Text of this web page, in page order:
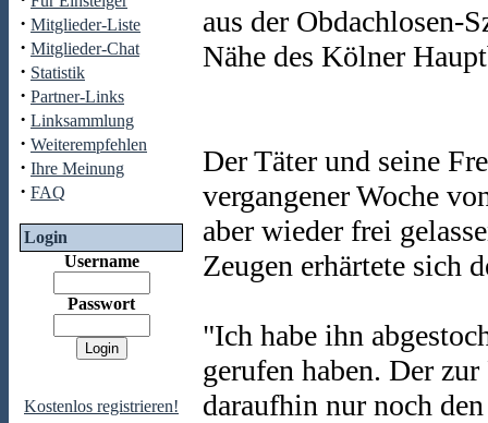
· Mitglieder-Liste
· Mitglieder-Chat
· Statistik
· Partner-Links
· Linksammlung
· Weiterempfehlen
· Ihre Meinung
· FAQ
Login
Username
Passwort
Kostenlos registrieren!
aus der Obdachlosen-
Nähe des Kölner
Der Täter und seine
vergangener Woche
aber wieder frei
Zeugen erhärtete sich
"Ich habe ihn
gerufen haben. Der
daraufhin nur noch